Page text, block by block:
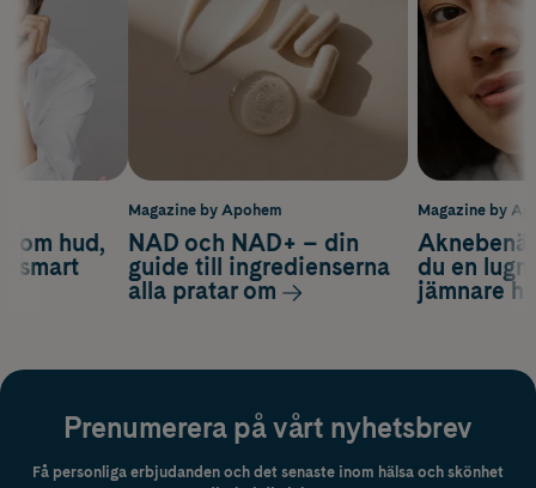
Magazine by
du en
jämnare
om hud,
smart
Magazine by Apohem
NAD och NAD+ – din
guide till ingredienserna
alla pratar om
Prenumerera på vårt nyhetsbrev
Få personliga erbjudanden och det senaste inom hälsa och skönhet